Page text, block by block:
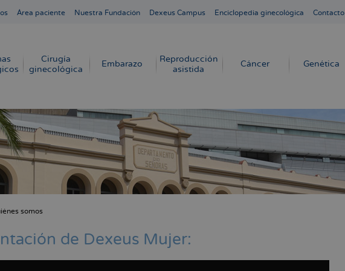
Área paciente Nuestra Fundación Dexeus Campus Enciclopedia ginecológica Contacto
Cirugía
ginecológica
Embarazo
Reproducción
asistida
Cáncer Genética
somos
de Dexeus Mujer: